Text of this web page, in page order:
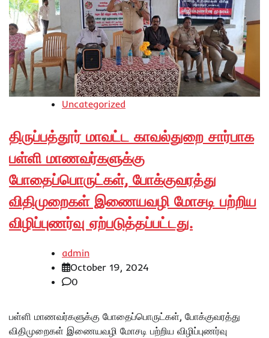
Uncategorized
திருப்பத்தூர் மாவட்ட காவல்துறை சார்பாக
பள்ளி மாணவர்களுக்கு
போதைப்பொருட்கள், போக்குவரத்து
விதிமுறைகள் இணையவழி மோசடி பற்றிய
விழிப்புணர்வு ஏற்படுத்தப்பட்டது.
admin
October 19, 2024
0
பள்ளி மாணவர்களுக்கு போதைப்பொருட்கள், போக்குவரத்து
விதிமுறைகள் இணையவழி மோசடி பற்றிய விழிப்புணர்வு